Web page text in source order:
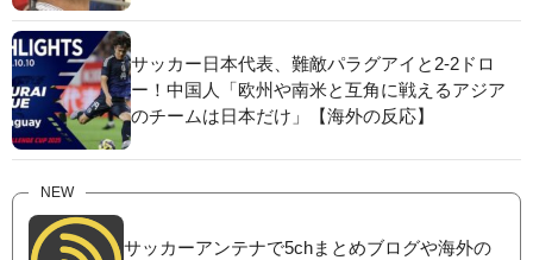
サッカー日本代表、難敵パラグアイと2-2ドロ
ー！中国人「欧州や南米と互角に戦えるアジア
のチームは日本だけ」【海外の反応】
NEW
サッカーアンテナで5chまとめブログや海外の